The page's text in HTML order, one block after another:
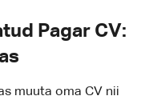
Pagar CV:
muuta oma CV nii